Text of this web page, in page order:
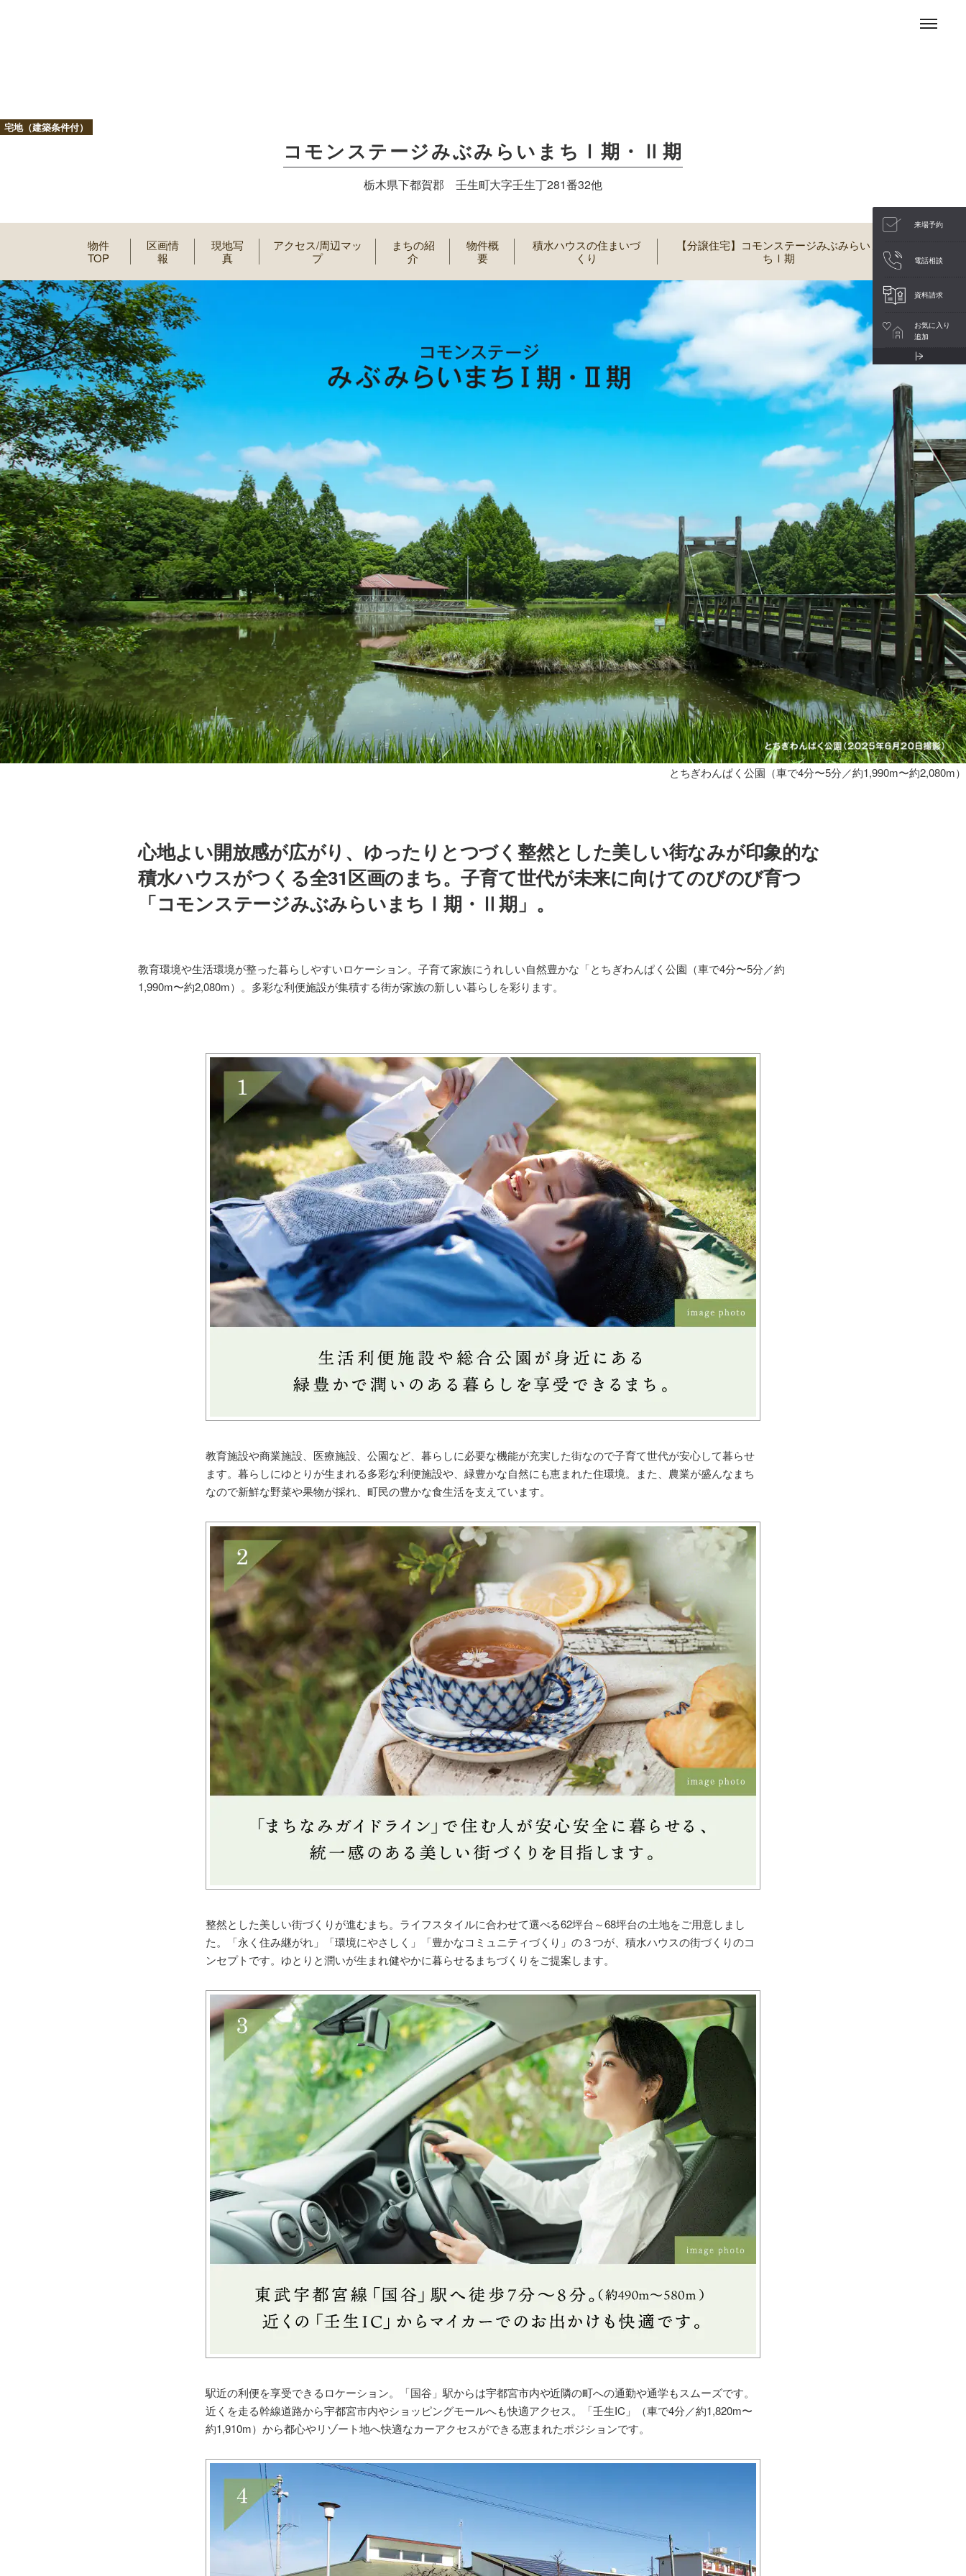
宅地（建築条件付）
コモンステージみぶみらいまちⅠ期・Ⅱ期
栃木県下都賀郡 壬生町大字壬生丁281番32他
物件
TOP
区画情
報
現地写
真
アクセス/周辺マッ
プ
まちの紹
介
物件概
要
積水ハウスの住まいづ
くり
【分譲住宅】コモンステージみぶみらいま
ちⅠ期
とちぎわんぱく公園（車で4分〜5分／約1,990m〜約2,080m）
心地よい開放感が広がり、ゆったりとつづく整然とした美しい街なみが印象的な
積水ハウスがつくる全31区画のまち。子育て世代が未来に向けてのびのび育つ
「コモンステージみぶみらいまちⅠ期・Ⅱ期」。
教育環境や生活環境が整った暮らしやすいロケーション。子育て家族にうれしい自然豊かな「とちぎわんぱく公園（車で4分〜5分／約
1,990m〜約2,080m）。多彩な利便施設が集積する街が家族の新しい暮らしを彩ります。
教育施設や商業施設、医療施設、公園など、暮らしに必要な機能が充実した街なので子育て世代が安心して暮らせ
ます。暮らしにゆとりが生まれる多彩な利便施設や、緑豊かな自然にも恵まれた住環境。また、農業が盛んなまち
なので新鮮な野菜や果物が採れ、町民の豊かな食生活を支えています。
整然とした美しい街づくりが進むまち。ライフスタイルに合わせて選べる62坪台～68坪台の土地をご用意しまし
た。「永く住み継がれ」「環境にやさしく」「豊かなコミュニティづくり」の３つが、積水ハウスの街づくりのコ
ンセプトです。ゆとりと潤いが生まれ健やかに暮らせるまちづくりをご提案します。
駅近の利便を享受できるロケーション。「国谷」駅からは宇都宮市内や近隣の町への通勤や通学もスムーズです。
近くを走る幹線道路から宇都宮市内やショッピングモールへも快適アクセス。「壬生IC」（車で4分／約1,820m〜
約1,910m）から都心やリゾート地へ快適なカーアクセスができる恵まれたポジションです。
来場予約
電話相談
資料請求
お気に入り
追加